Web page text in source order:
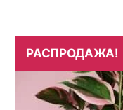
РАСПРОДАЖА!